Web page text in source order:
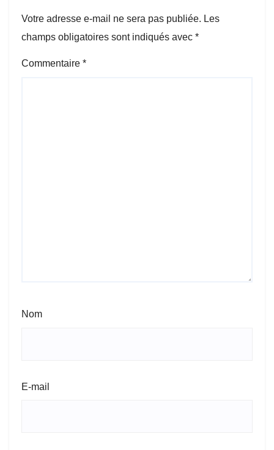
Votre adresse e-mail ne sera pas publiée. Les
champs obligatoires sont indiqués avec *
Commentaire *
Nom
E-mail